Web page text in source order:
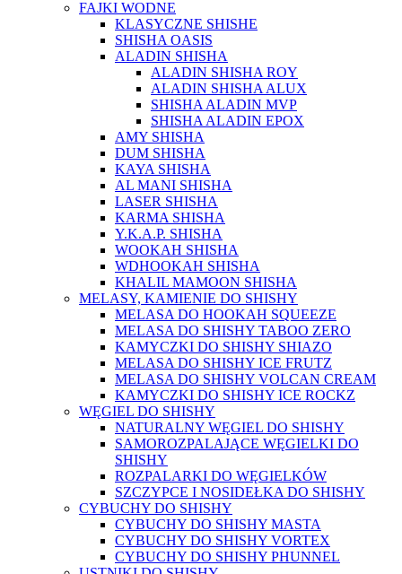
FAJKI WODNE
KLASYCZNE SHISHE
SHISHA OASIS
ALADIN SHISHA
ALADIN SHISHA ROY
ALADIN SHISHA ALUX
SHISHA ALADIN MVP
SHISHA ALADIN EPOX
AMY SHISHA
DUM SHISHA
KAYA SHISHA
AL MANI SHISHA
LASER SHISHA
KARMA SHISHA
Y.K.A.P. SHISHA
WOOKAH SHISHA
WDHOOKAH SHISHA
KHALIL MAMOON SHISHA
MELASY, KAMIENIE DO SHISHY
MELASA DO HOOKAH SQUEEZE
MELASA DO SHISHY TABOO ZERO
KAMYCZKI DO SHISHY SHIAZO
MELASA DO SHISHY ICE FRUTZ
MELASA DO SHISHY VOLCAN CREAM
KAMYCZKI DO SHISHY ICE ROCKZ
WĘGIEL DO SHISHY
NATURALNY WĘGIEL DO SHISHY
SAMOROZPALAJĄCE WĘGIELKI DO
SHISHY
ROZPALARKI DO WĘGIELKÓW
SZCZYPCE I NOSIDEŁKA DO SHISHY
CYBUCHY DO SHISHY
CYBUCHY DO SHISHY MASTA
CYBUCHY DO SHISHY VORTEX
CYBUCHY DO SHISHY PHUNNEL